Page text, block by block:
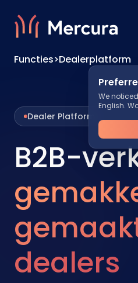
We
English.
Functies>Dealerplatform
Dealer Platform
B2B-
dealers